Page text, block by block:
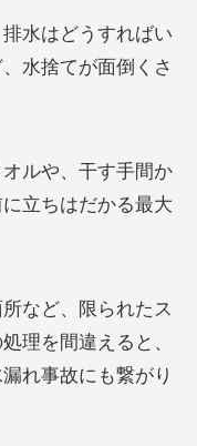
水はどうすればい
水捨てが面倒くさ
ルや、干す手間か
立ちはだかる最大
など、限られたス
理を間違えると、
れ事故にも繋がり